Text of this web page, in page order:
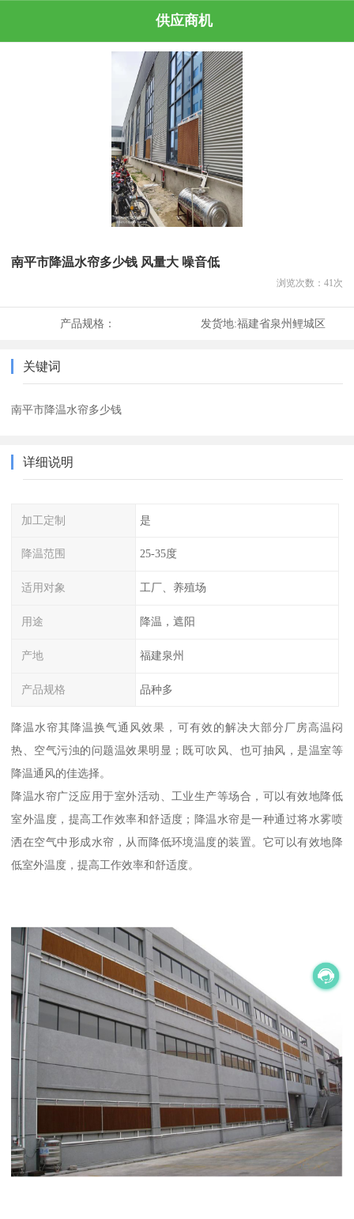
供应商机
南平市降温水帘多少钱 风量大 噪音低
浏览次数： 41 次
产品规格： 发货地:福建省泉州鲤城区
关键词
南平市降温水帘多少钱
详细说明
加工定制 是
降温范围 25-35度
适用对象 工厂、养殖场
用途 降温，遮阳
产地 福建泉州
产品规格 品种多
降温水帘其降温换气通风效果，可有效的解决大部分厂房高温闷
热、空气污浊的问题温效果明显；既可吹风、也可抽风，是温室等
降温通风的佳选择。
降温水帘广泛应用于室外活动、工业生产等场合，可以有效地降低
室外温度，提高工作效率和舒适度；降温水帘是一种通过将水雾喷
洒在空气中形成水帘，从而降低环境温度的装置。它可以有效地降
低室外温度，提高工作效率和舒适度。